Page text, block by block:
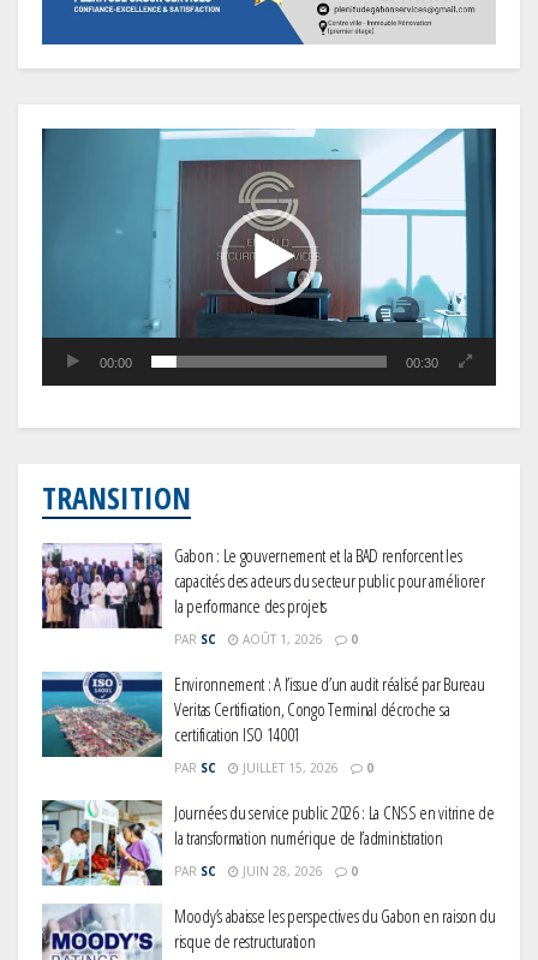
00:00 00:30
TRANSITION
Gabon : Le gouvernement et la BAD renforcent les
capacités des acteurs du secteur public pour améliorer
la performance des projets
PAR SC AOÛT 1, 2026 0
Environnement : A l’issue d’un audit réalisé par Bureau
Veritas Certification, Congo Terminal décroche sa
certification ISO 14001
PAR SC JUILLET 15, 2026 0
Journées du service public 2026 : La CNSS en vitrine de
la transformation numérique de l’administration
PAR SC JUIN 28, 2026 0
Moody’s abaisse les perspectives du Gabon en raison du
risque de restructuration